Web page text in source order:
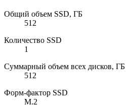
Общий объем SSD, ГБ
512
Количество SSD
1
Суммарный объем всех дисков, ГБ
512
Форм-фактор SSD
M.2